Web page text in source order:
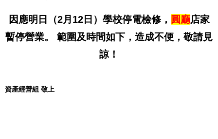
因應明日（2月12日）學校停電檢修， 圓廳店家
暫停營業。 範圍及時間如下，造成不便，敬請見
諒！
資產經營組 敬上